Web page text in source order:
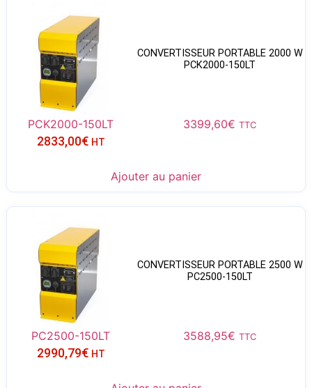
CONVERTISSEUR PORTABLE 2000 W
PCK2000-150LT
PCK2000-150LT 3399,60€ TTC
2833,00€ HT
Ajouter au panier
CONVERTISSEUR PORTABLE 2500 W
PC2500-150LT
PC2500-150LT 3588,95€ TTC
2990,79€ HT